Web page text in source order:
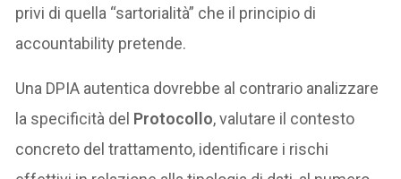
privi di quella “sartorialità” che il principio di
accountability pretende.
Una DPIA autentica dovrebbe al contrario analizzare
la specificità del Protocollo, valutare il contesto
concreto del trattamento, identificare i rischi